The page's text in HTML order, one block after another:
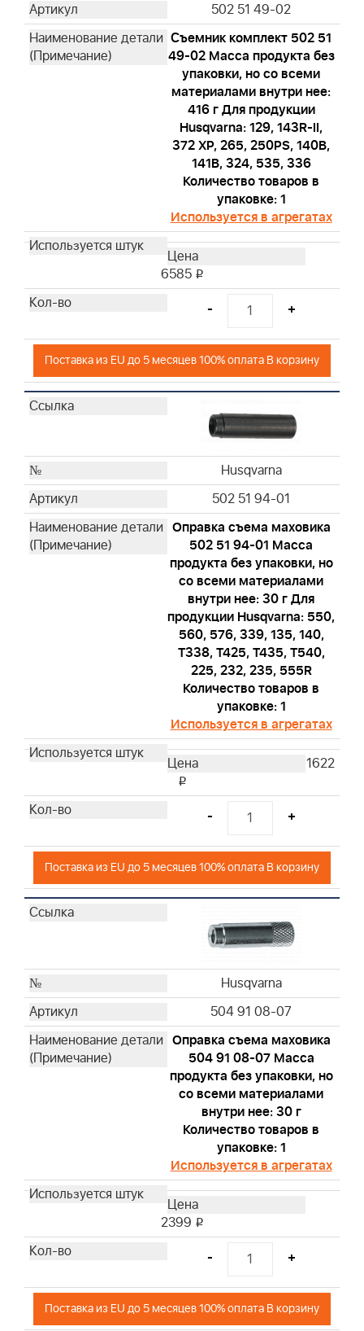
502 51 49-02
Съемник комплект 502 51
49-02 Масса продукта без
упаковки, но со всеми
материалами внутри нее:
416 г Для продукции
Husqvarna: 129, 143R-II,
372 XP, 265, 250PS, 140B,
141B, 324, 535, 336
Количество товаров в
упаковке: 1
Используется в агрегатах
6585 i
- +
Поставка из EU до 5 месяцев 100% оплата В корзину
Husqvarna
502 51 94-01
Оправка съема маховика
502 51 94-01 Масса
продукта без упаковки, но
со всеми материалами
внутри нее: 30 г Для
продукции Husqvarna: 550,
560, 576, 339, 135, 140,
T338, T425, T435, T540,
225, 232, 235, 555R
Количество товаров в
упаковке: 1
Используется в агрегатах
1622
i
- +
Поставка из EU до 5 месяцев 100% оплата В корзину
Husqvarna
504 91 08-07
Оправка съема маховика
504 91 08-07 Масса
продукта без упаковки, но
со всеми материалами
внутри нее: 30 г
Количество товаров в
упаковке: 1
Используется в агрегатах
2399 i
- +
Поставка из EU до 5 месяцев 100% оплата В корзину